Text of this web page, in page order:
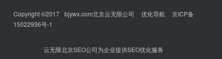
Copyright ©2017 bjywx.com北京云无限公司 优化导航
京ICP备
15022936号-1
云无限北京SEO公司为企业提供SEO优化服务